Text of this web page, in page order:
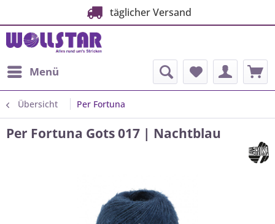
täglicher Versand
Menü
Übersicht Per Fortuna
Per Fortuna Gots 017 | Nachtblau